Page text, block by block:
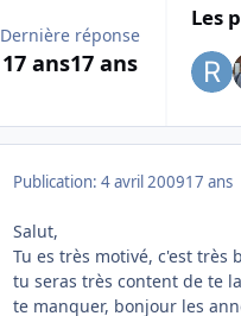
Dernière réponse
17 ans17 ans
Les
Publication: 4 avril 200917 ans
Salut,
Tu es très motivé, c'est très
tu seras très content de te
te manquer, bonjour les